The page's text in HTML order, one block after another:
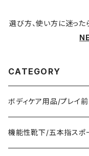
選び方、使い方に迷った
NE
CATEGORY
ボディケア用品/プレイ前
貼るだけPotionシリーズ
機能性靴下/五本指スポ